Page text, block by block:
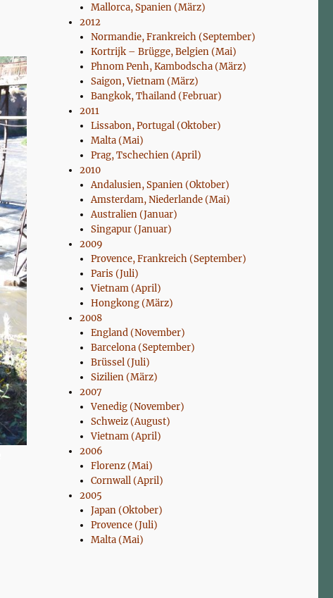
Mallorca, Spanien (März)
2012
Normandie, Frankreich (September)
Kortrijk – Brügge, Belgien (Mai)
Phnom Penh, Kambodscha (März)
Saigon, Vietnam (März)
Bangkok, Thailand (Februar)
2011
Lissabon, Portugal (Oktober)
Malta (Mai)
Prag, Tschechien (April)
2010
Andalusien, Spanien (Oktober)
Amsterdam, Niederlande (Mai)
Australien (Januar)
Singapur (Januar)
2009
Provence, Frankreich (September)
Paris (Juli)
Vietnam (April)
Hongkong (März)
2008
England (November)
Barcelona (September)
Brüssel (Juli)
Sizilien (März)
2007
Venedig (November)
Schweiz (August)
Vietnam (April)
2006
Florenz (Mai)
Cornwall (April)
2005
Japan (Oktober)
Provence (Juli)
Malta (Mai)